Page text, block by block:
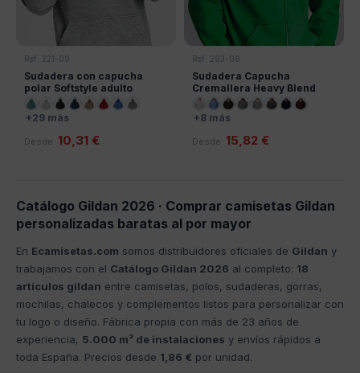
Ref: 221-09
Sudadera con capucha
polar Softstyle adulto
Gildan
+29 más
Desde 10,31 €
Ref: 293-09
Sudadera Capucha
Cremallera Heavy Blend
Gildan
+8 más
Desde 15,82 €
Catálogo Gildan 2026 · Comprar camisetas Gildan
personalizadas baratas al por mayor
En Ecamisetas.com somos distribuidores oficiales de Gildan y
trabajamos con el Catálogo Gildan 2026 al completo: 18
artículos gildan entre camisetas, polos, sudaderas, gorras,
mochilas, chalecos y complementos listos para personalizar con
tu logo o diseño. Fábrica propia con más de 23 años de
experiencia, 5.000 m² de instalaciones y envíos rápidos a
toda España. Precios desde 1,86 € por unidad.